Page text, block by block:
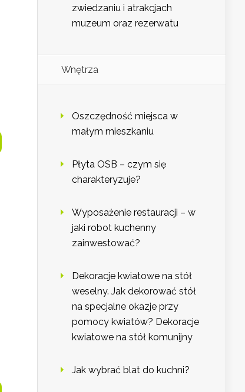
zwiedzaniu i atrakcjach
muzeum oraz rezerwatu
Wnętrza
Oszczędność miejsca w
małym mieszkaniu
Płyta OSB – czym się
charakteryzuje?
Wyposażenie restauracji – w
jaki robot kuchenny
zainwestować?
Dekoracje kwiatowe na stół
weselny. Jak dekorować stół
na specjalne okazje przy
pomocy kwiatów? Dekoracje
kwiatowe na stół komunijny
Jak wybrać blat do kuchni?